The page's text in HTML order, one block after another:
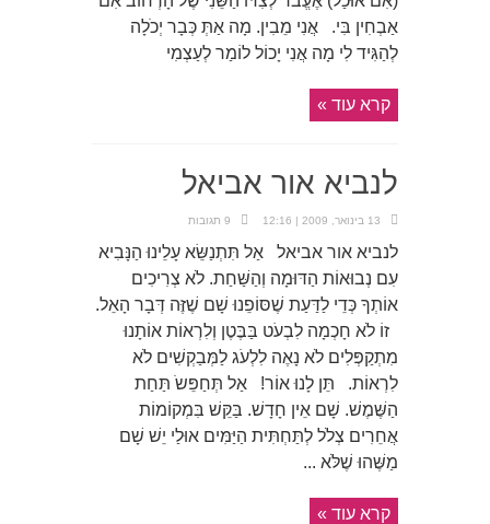
אַבְחִין בִּי. אֲנִי מֵבִין. מָה אַתְּ כְּבָר יְכֹלָה
לְהַגִּיד לִי מָה אֲנִי יָכוֹל לוֹמַר לְעַצְמִי
קרא עוד »
לנביא אור אביאל
13 בינואר, 2009 | 12:16 9 תגובות
לנביא אור אביאל אַל תִּתְנַשֵּׂא עָלֵינוּ הַנָּבִיא
עִם נְבוּאוֹת הַדּוּמָה וְהַשַּׁחַת. לֹא צְרִיכִים
אוֹתְךָ כְּדֵי לַדַּעַת שֶׁסּוֹפֵנוּ שָׁם שֶׁזֶּה דְּבָר הָאֵל.
זוֹ לֹא חָכְמָה לִבְעֹט בַּבֶּטֶן וְלִרְאוֹת אוֹתָנוּ
מִתְקַפְּלִים לֹא נָאֶה לִלְעֹג לַמְּבַקְשִׁים לֹא
לִרְאוֹת. תֵּן לָנוּ אוֹר! אַל תְּחַפֵּשֹ תַּחַת
הַשֶּׁמֶשׁ. שָׁם אֵין חָדָשׁ. בַּקֵּשׁ בִּמְקוֹמוֹת
אֲחֵרִים צְלֹל לְתַּחְתִּית הַיַּמִּים אוּלַי יֵשׁ שָׁם
מַשֶּׁהוּ שֶׁלֹּא ...
קרא עוד »